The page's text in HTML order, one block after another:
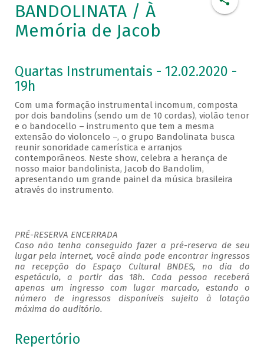
BANDOLINATA / À
Memória de Jacob
Quartas Instrumentais - 12.02.2020 -
19h
Com uma formação instrumental incomum, composta
por dois bandolins (sendo um de 10 cordas), violão tenor
e o bandocello – instrumento que tem a mesma
extensão do violoncelo –, o grupo Bandolinata busca
reunir sonoridade camerística e arranjos
contemporâneos. Neste show, celebra a herança de
nosso maior bandolinista, Jacob do Bandolim,
apresentando um grande painel da música brasileira
através do instrumento.
PRÉ-RESERVA ENCERRADA
Caso não tenha conseguido fazer a pré-reserva de seu
lugar pela internet, você ainda pode encontrar ingressos
na recepção do Espaço Cultural BNDES, no dia do
espetáculo, a partir das 18h. Cada pessoa receberá
apenas um ingresso com lugar marcado, estando o
número de ingressos disponíveis sujeito à lotação
máxima do auditório.
Repertório